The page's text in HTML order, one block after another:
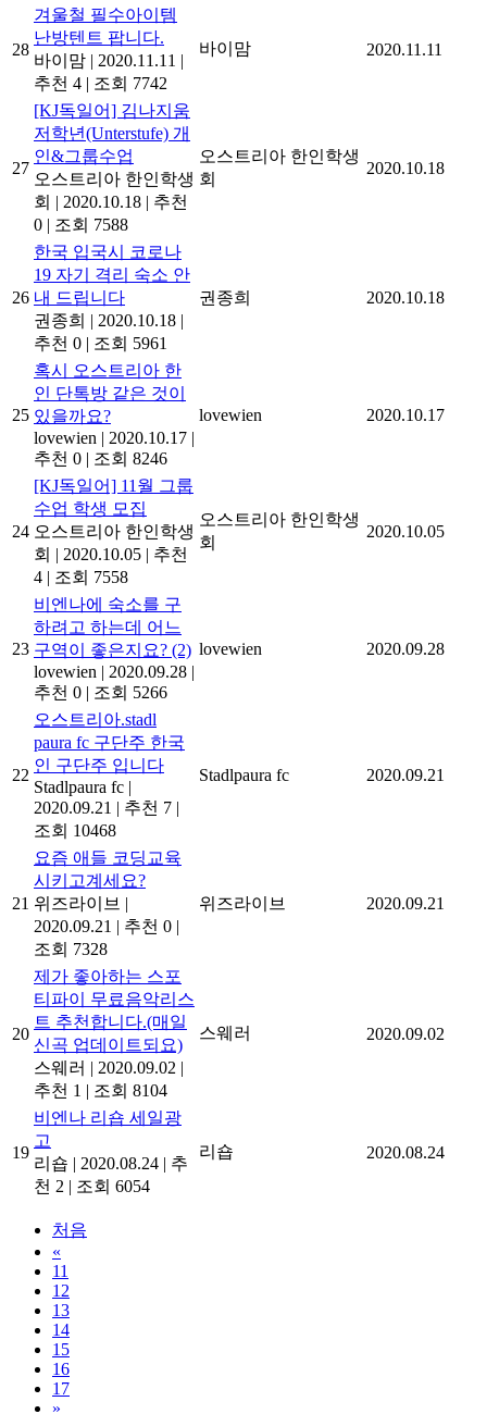
28
겨울철 필수아이템
난방텐트 팝니다.
바이맘 | 2020.11.11 |
추천 4 | 조회 7742
바이맘 2020.11.11
27
[KJ독일어] 김나지움
저학년(Unterstufe) 개
인&그룹수업
오스트리아 한인학생
회 | 2020.10.18 | 추천
0 | 조회 7588
오스트리아 한인학생
회
2020.10.18
26
한국 입국시 코로나
19 자기 격리 숙소 안
내 드립니다
권종희 | 2020.10.18 |
추천 0 | 조회 5961
권종희 2020.10.18
25
혹시 오스트리아 한
인 단톡방 같은 것이
있을까요?
lovewien | 2020.10.17 |
추천 0 | 조회 8246
lovewien 2020.10.17
24
[KJ독일어] 11월 그룹
수업 학생 모집
오스트리아 한인학생
회 | 2020.10.05 | 추천
4 | 조회 7558
오스트리아 한인학생
회
2020.10.05
23
비엔나에 숙소를 구
하려고 하는데 어느
구역이 좋은지요? (2)
lovewien | 2020.09.28 |
추천 0 | 조회 5266
lovewien 2020.09.28
22
오스트리아.stadl
paura fc 구단주 한국
인 구단주 입니다
Stadlpaura fc |
2020.09.21 | 추천 7 |
조회 10468
Stadlpaura fc 2020.09.21
21
요즘 애들 코딩교육
시키고계세요?
위즈라이브 |
2020.09.21 | 추천 0 |
조회 7328
위즈라이브 2020.09.21
20
제가 좋아하는 스포
티파이 무료음악리스
트 추천합니다.(매일
신곡 업데이트되요)
스웨러 | 2020.09.02 |
추천 1 | 조회 8104
스웨러 2020.09.02
19
비엔나 리숍 세일광
고
리숍 | 2020.08.24 | 추
천 2 | 조회 6054
리숍 2020.08.24
처음
«
11
12
13
14
15
16
17
»